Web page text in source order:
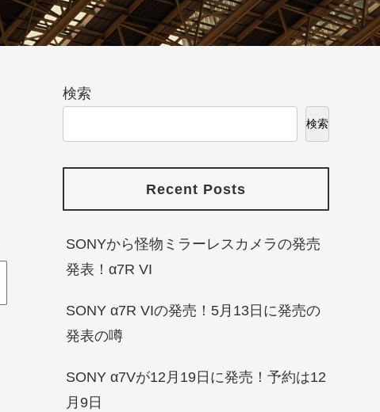
検索
検索
Recent Posts
SONYから怪物ミラーレスカメラの発売
発表！α7R VI
SONY α7R VIの発売！5月13日に発売の
発表の噂
SONY α7Vが12月19日に発売！予約は12
月9日